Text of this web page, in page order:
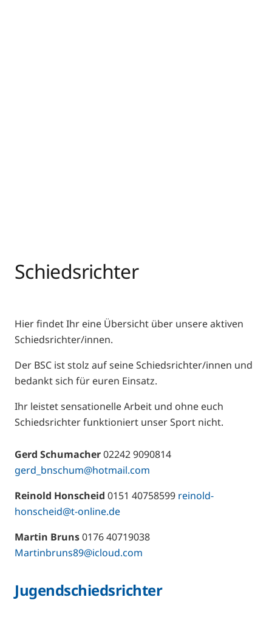
Schiedsrichter
Hier findet Ihr eine Übersicht über unsere aktiven
Schiedsrichter/innen.
Der BSC ist stolz auf seine Schiedsrichter/innen und
bedankt sich für euren Einsatz.
Ihr leistet sensationelle Arbeit und ohne euch
Schiedsrichter funktioniert unser Sport nicht.
Gerd Schumacher02242 9090814
gerd_bnschum@hotmail.com
Reinold Honscheid 0151 40758599 reinold-
honscheid@t-online.de
Martin Bruns0176 40719038
Martinbruns89@icloud.com
Jugendschiedsrichter